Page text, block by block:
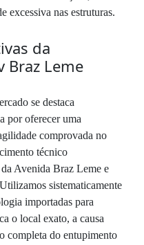
excessiva nas estruturas.
da
Braz Leme
se destaca
por oferecer uma
comprovada no
técnico
Avenida Braz Leme e
sistematicamente
importadas para
o local exato, a causa
completa do entupimento